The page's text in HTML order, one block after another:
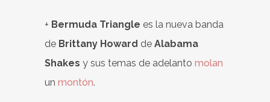
+ Bermuda Triangle es la nueva banda
de Brittany Howard de Alabama
Shakes y sus temas de adelanto molan
un montón.